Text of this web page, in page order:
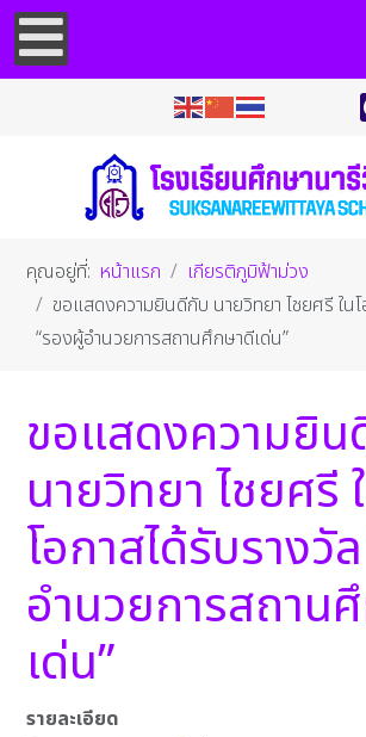
คุณอยู่ที่: หน้าแรก
เกียรติภูมิฟ้าม่วง
ขอแสดงความยินดีกับ นายวิทยา ไชยศรี ในโ
“รองผู้อำนวยการสถานศึกษาดีเด่น”
ขอแสดงความยิ
นายวิทยา ไชยศรี
โอกาสได้รับรางวั
อำนวยการสถาน
เด่น”
รายละเอียด